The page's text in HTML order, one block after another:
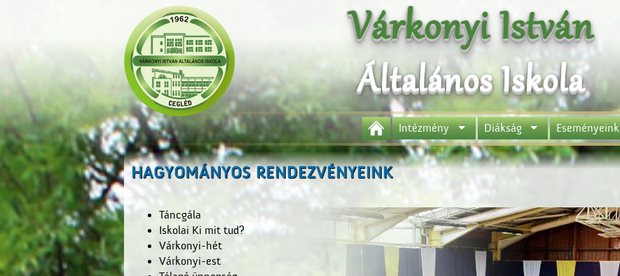
Várkonyi István
Általános Iskola
Intézmény Diákság Eseményeink
HAGYOMÁNYOS RENDEZVÉNYEINK
Táncgála
Iskolai Ki mit tud?
Várkonyi-hét
Várkonyi-est